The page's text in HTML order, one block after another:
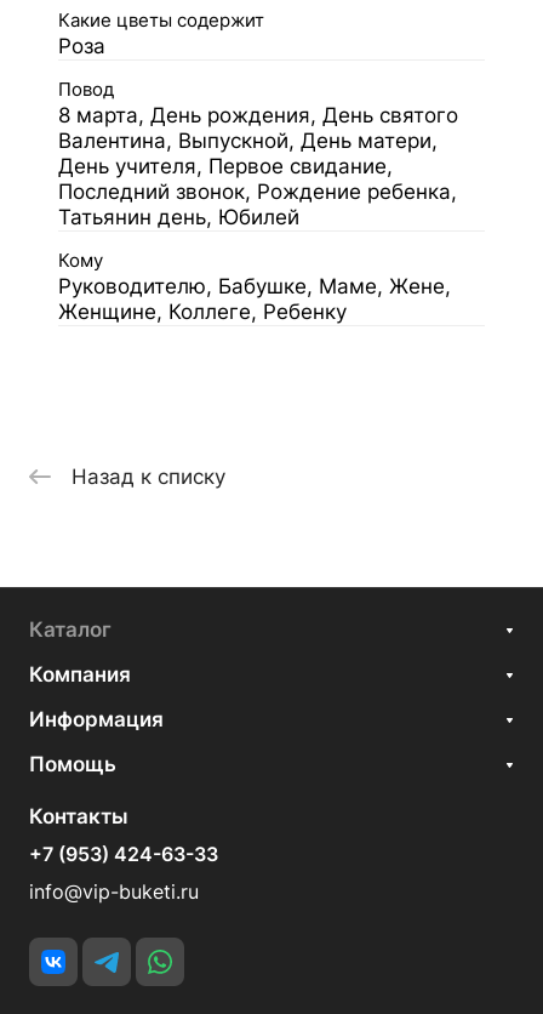
Какие цветы содержит
Роза
Повод
8 марта, День рождения, День святого
Валентина, Выпускной, День матери,
День учителя, Первое свидание,
Последний звонок, Рождение ребенка,
Татьянин день, Юбилей
Кому
Руководителю, Бабушке, Маме, Жене,
Женщине, Коллеге, Ребенку
Назад к списку
Каталог
Компания
Информация
Помощь
Контакты
+7 (953) 424-63-33
info@vip-buketi.ru